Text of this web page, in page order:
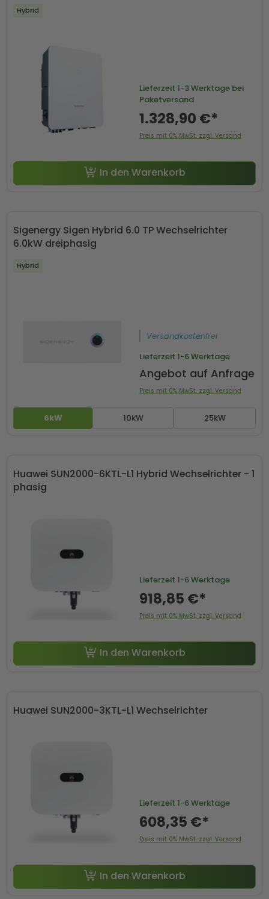
Hybrid
Lieferzeit 1-3 Werktage bei
Paketversand
1.328,90 €*
Preis mit 0% MwSt. zzgl. Versand
In den Warenkorb
Sigenergy Sigen Hybrid 6.0 TP Wechselrichter
6.0kW dreiphasig
Hybrid
6kW 10kW 25kW
Versandkostenfrei
Lieferzeit 1-6 Werktage
Angebot auf Anfrage
Preis mit 0% MwSt. zzgl. Versand
Huawei SUN2000-6KTL-L1 Hybrid Wechselrichter - 1
phasig
Lieferzeit 1-6 Werktage
918,85 €*
Preis mit 0% MwSt. zzgl. Versand
In den Warenkorb
Huawei SUN2000-3KTL-L1 Wechselrichter
Lieferzeit 1-6 Werktage
608,35 €*
Preis mit 0% MwSt. zzgl. Versand
In den Warenkorb